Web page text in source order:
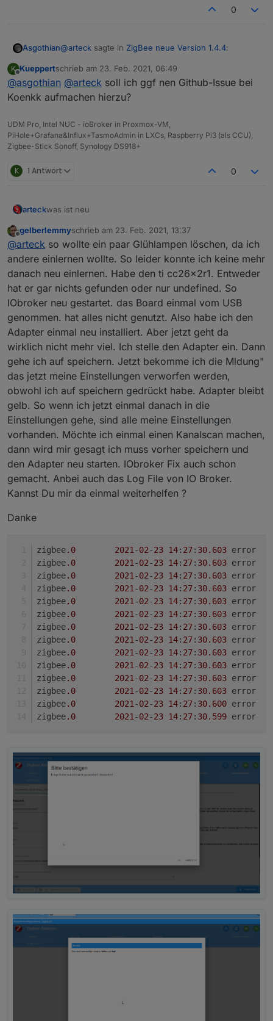
0
Asgothian@arteck sagte in ZigBee neue Version 1.4.4:
@kueppertsagte inZigBee neue Version 1.4.4:
press","action_group":24674}
Ist es, ist aber in diesem Fall unwichtig, da die FB
A.
K
Offline
Kueppertschrieb am 23. Feb. 2021, 06:49
zuletzt editiert von
@asgothian @arteck soll ich ggf nen Github-Issue bei
Koenkk aufmachen hierzu?
UDM Pro, Intel NUC - ioBroker in Proxmox-VM,
PiHole+Grafana&Influx+TasmoAdmin in LXCs, Raspberry Pi3 (als CCU),
Zigbee-Stick Sonoff, Synology DS918+
K 1 Antwort 0
arteckwas ist neu
@Ilya : man kann externe konverter einbinmden für DIY
Geräte
@Asgothianverbesserung des Pingprozesses - hier ist
auch ein Button in den Objecten dazugekommen
@arteck Geräte können diert aus dem Converter
gezogen werden auch wenn diese bei uns definiert
sind
@ Asgothian
automatisches Löschen nicht gebrauchter
so uns nu lassen die Spiele beginnen
@Nachtragda es hier zu vielen Fragen kommt
nach dem Update und nach dem Adapter start sind
ALLE Geräte erstmal mit einer Link Quality von 10 in der
Kacheln.. nach dem sich die Geräte gemeldet haben
Router) geht die Link Quality auf das was das Gerät
lifert. bleibt die Link Quality auf 10 meldet sich das Gerät
nicht, dass kann mehre Stunden dauern..also Geduld
ausser
diebatteriebenen Geräte .. diese müssen sich erst
melden. das dauert da sich diese selten Melden vor
allem Aqara bzw. Xiaomi .. man kann es selbst antrigern
per drücken des Knopfes am Gerät. erst dann sieht man
die richtige Link Quality..
Offline
gelberlemmyschrieb am 23. Feb. 2021, 13:37
zuletzt editiert von
@arteck so wollte ein paar Glühlampen löschen, da ich
andere einlernen wollte. So leider konnte ich keine mehr
danach neu einlernen. Habe den ti cc26x2r1. Entweder
hat er gar nichts gefunden oder nur undefined. So
IObroker neu gestartet. das Board einmal vom USB
genommen. hat alles nicht genutzt. Also habe ich den
Adapter einmal neu installiert. Aber jetzt geht da
wirklich nicht mehr viel. Ich stelle den Adapter ein. Dann
gehe ich auf speichern. Jetzt bekomme ich die Mldung"
das jetzt meine Einstellungen verworfen werden,
obwohl ich auf speichern gedrückt habe. Adapter bleibt
gelb. So wenn ich jetzt einmal danach in die
Einstellungen gehe, sind alle meine Einstellungen
vorhanden. Möchte ich einmal einen Kanalscan machen,
dann wird mir gesagt ich muss vorher speichern und
den Adapter neu starten. IObroker Fix auch schon
gemacht. Anbei auch das Log File von IO Broker.
Kannst Du mir da einmal weiterhelfen ?
Danke
zigbee.0 2021 -02-23 14: 27: 30.603
zigbee.0 2021 -02-23 14: 27: 30.603
zigbee.0 2021 -02-23 14: 27: 30.603
zigbee.0 2021 -02-23 14: 27: 30.603
zigbee.0 2021 -02-23 14: 27: 30.603
zigbee.0 2021 -02-23 14: 27: 30.603
zigbee.0 2021 -02-23 14: 27: 30.603
zigbee.0 2021 -02-23 14: 27: 30.603
zigbee.0 2021 -02-23 14: 27: 30.603
zigbee.0 2021 -02-23 14: 27: 30.603
zigbee.0 2021 -02-23 14: 27: 30.603
zigbee.0 2021 -02-23 14: 27: 30.603
zigbee.0 2021 -02-23 14: 27: 30.600
zigbee.0 2021 -02-23 14: 27: 30.599